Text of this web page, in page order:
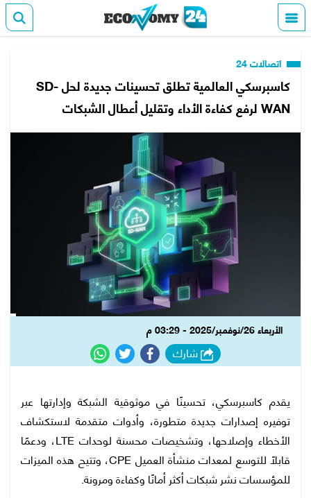
اتصالات 24
كاسبرسكي العالمية تطلق تحسينات جديدة لحل SD-
WAN لرفع كفاءة الأداء وتقليل أعطال الشبكات
الأربعاء 26/نوفمبر/2025 - 03:29 م
شارك
يقدم كاسبرسكي، تحسينًا في موثوقية الشبكة وإدارتها عبر
توفيره إصدارات جديدة متطورة، وأدوات متقدمة لاستكشاف
الأخطاء وإصلاحها، وتشخيصات محسنة لوحدات LTE، ودعمًا
قابلًا للتوسع لمعدات منشأة العميل CPE، وتتيح هذه الميزات
للمؤسسات نشر شبكات أكثر أمانًا وكفاءة ومرونة.